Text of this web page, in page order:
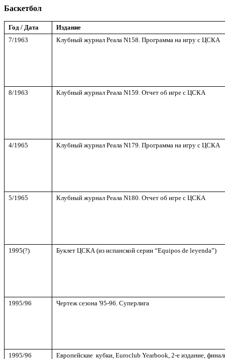
Баскетбол
Год / Дата
Издание
7/1963
Клубный журнал Реала N158. Программа на игру с ЦСКА
8/1963 Клубный журнал Реала N159. Отчет об игре с ЦСКА
4/1965 Клубный журнал Реала N179. Программа на игру с ЦСКА
5/1965 Клубный журнал Реала N180. Отчет об игре с ЦСКА
1995(?) Буклет ЦСКА (из испанской серии “Equipos de leyenda”)
1995/96 Чертеж сезона '95-96. Суперлига
1995/96
Европейские кубки, Euroclub Yearbook, 2-е издание,